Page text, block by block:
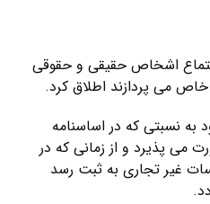
اشخاص حقیقی و حقوقی
می پردازند اطلاق کرد.
نسبتی که در اساسنامه
پذیرد و از زمانی که در
غیر تجاری به ثبت رسد